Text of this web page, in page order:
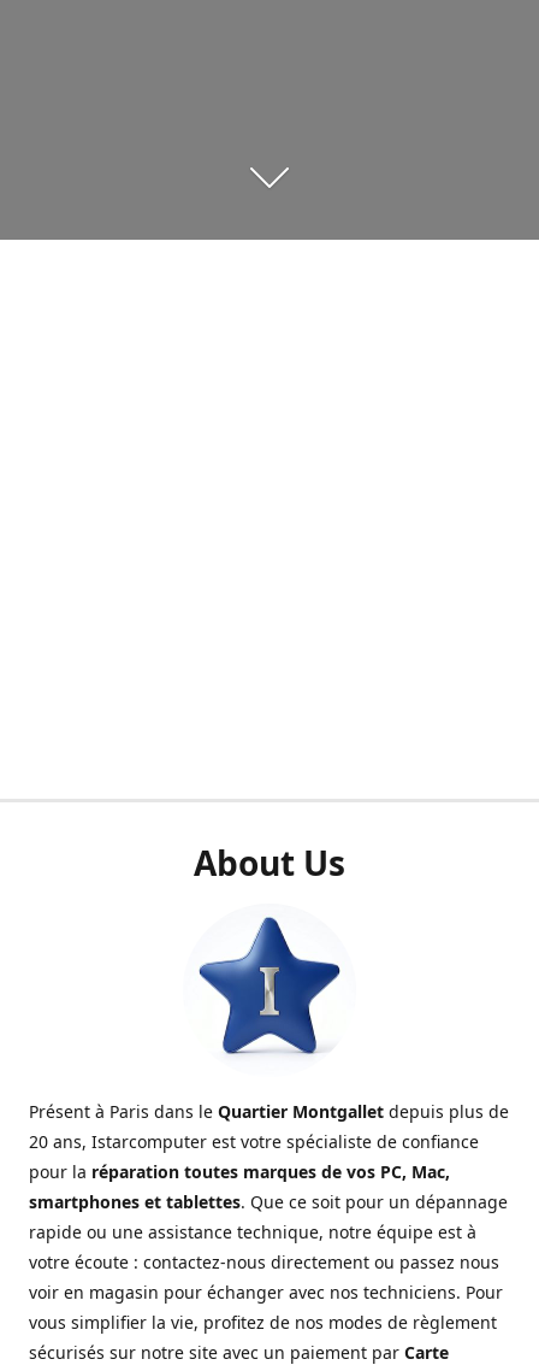
About Us
Présent à Paris dans le Quartier Montgallet depuis plus de
20 ans, Istarcomputer est votre spécialiste de confiance
pour la réparation toutes marques de vos PC, Mac,
smartphones et tablettes. Que ce soit pour un dépannage
rapide ou une assistance technique, notre équipe est à
votre écoute : contactez-nous directement ou passez nous
voir en magasin pour échanger avec nos techniciens. Pour
vous simplifier la vie, profitez de nos modes de règlement
sécurisés sur notre site avec un paiement par Carte